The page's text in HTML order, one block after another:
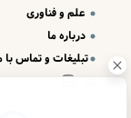
علم و فناوری
درباره ما
تبلیغات و تماس با